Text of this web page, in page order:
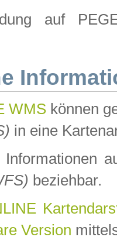
auf
WMS können
in eine
Informationen
beziehbar.
Version